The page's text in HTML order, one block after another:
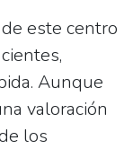
este centro
Aunque
valoración
los